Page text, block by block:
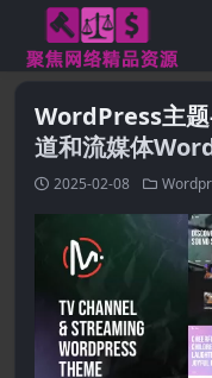
WordPress主
道和流媒体
2025-02-08